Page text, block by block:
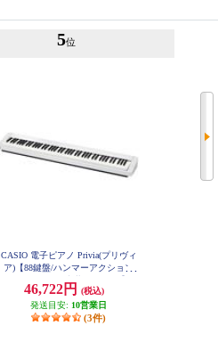
5位
CASIO 電子ピアノ Privia(プリヴィ
ア)【88鍵盤/ハンマーアクション
X-S1100WE
46,722円
(税込)
発送目安: 10営業日
(3件)